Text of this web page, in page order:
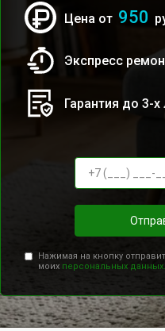
Цена от 950
Экспресс
Гарантия до 3-х
Нажимая на кнопку
моих персональных данных.